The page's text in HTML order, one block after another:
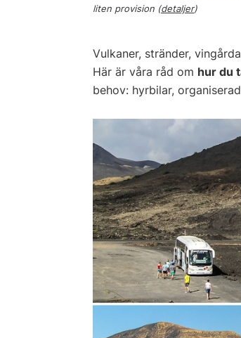
liten provision (detaljer)
Vulkaner, stränder,
Här är våra råd om hur du
behov: hyrbilar,